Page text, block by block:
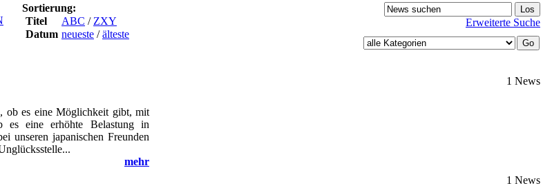
Sortierung:
Titel
ABC / ZXY
Datum neueste /älteste
Erweiterte Suche
1 News
ob es eine Möglichkeit gibt, mit
es eine erhöhte Belastung in
unseren japanischen Freunden
mehr
1 News